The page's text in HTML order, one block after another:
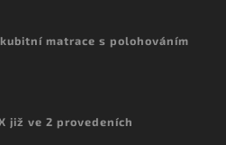
matrace s polohováním
již ve 2 provedeních